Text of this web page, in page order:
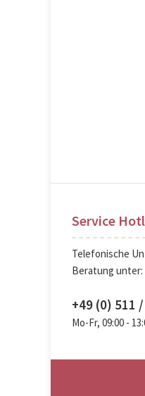
Service
Telefonische
Beratung unter:
+49 (0) 511
Mo-Fr, 09:00 -